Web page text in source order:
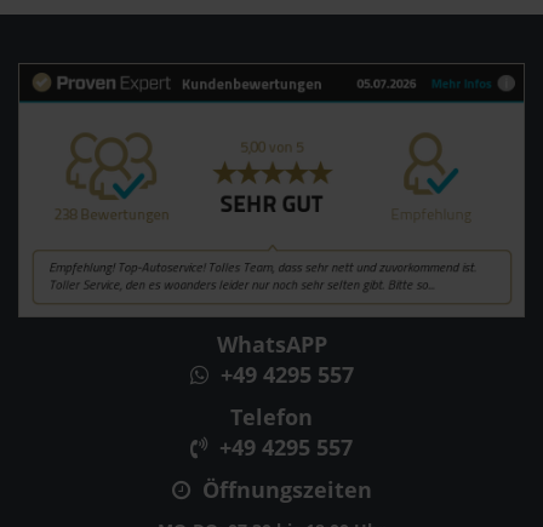
WhatsAPP
+49 4295 557
Telefon
+49 4295 557
Öffnungszeiten